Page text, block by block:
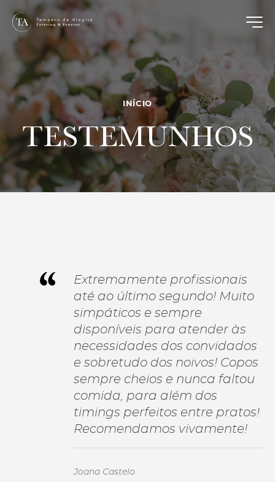
INÍCIO
TESTEMUNHOS
Extremamente profissionais
até ao último segundo! Muito
simpáticos e sempre
disponíveis para atender às
necessidades dos convidados
e sobretudo dos noivos! Copos
sempre cheios e nunca faltou
comida, para além dos
timings perfeitos entre pratos!
Recomendamos vivamente!
Joana Castelo